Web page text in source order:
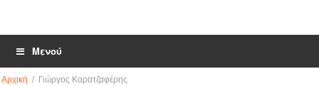
Μενού
Αρχική / Γιώργος Καρατζαφέρης